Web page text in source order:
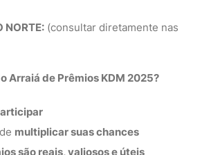
NORTE: (consultar diretamente nas
Arraiá de Prêmios KDM 2025?
multiplicar suas chances
são reais, valiosos e úteis